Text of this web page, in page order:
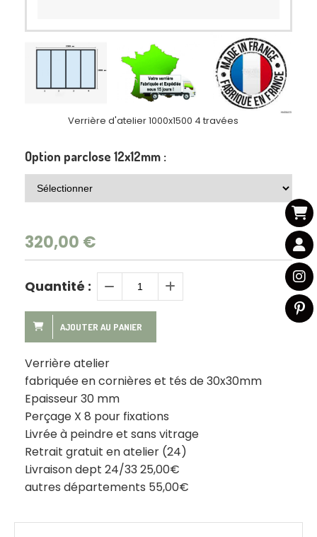
Verrière d'atelier 1000x1500 4 travées
Option parclose 12x12mm :
320,00 €
Quantité :
AJOUTER AU PANIER
Verrière atelier
fabriquée en cornières et tés de 30x30mm
Epaisseur 30 mm
Perçage X 8 pour fixations
Livrée à peindre et sans vitrage
Retrait gratuit en atelier (24)
Livraison dept 24/33 25,00€
autres départements 55,00€